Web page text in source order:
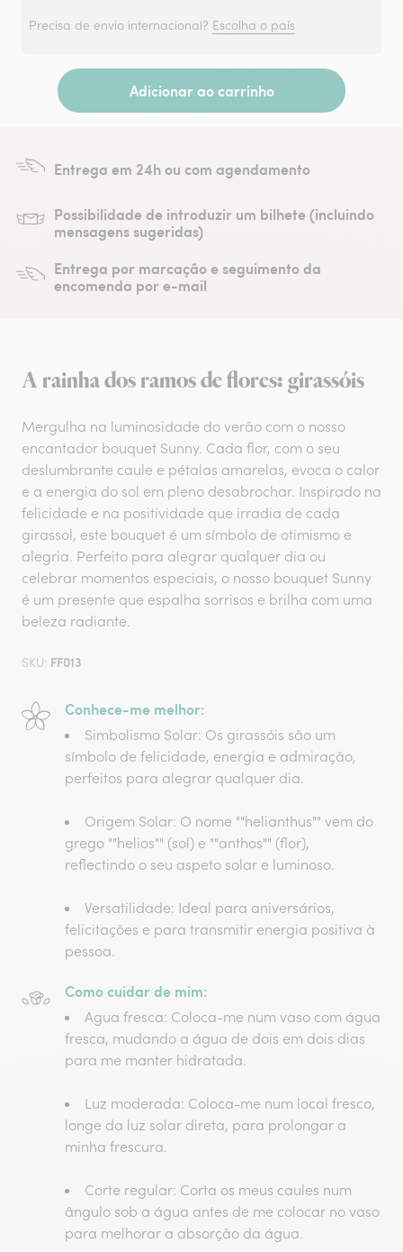
Precisa de envio internacional? Escolha o país
Adicionar ao carrinho
Entrega em 24h ou com agendamento
Possibilidade de introduzir um bilhete (incluindo
mensagens sugeridas)
Entrega por marcação e seguimento da
encomenda por e-mail
A rainha dos ramos de flores: girassóis
Mergulha na luminosidade do verão com o nosso
encantador bouquet Sunny. Cada flor, com o seu
deslumbrante caule e pétalas amarelas, evoca o calor
e a energia do sol em pleno desabrochar. Inspirado na
felicidade e na positividade que irradia de cada
girassol, este bouquet é um símbolo de otimismo e
alegria. Perfeito para alegrar qualquer dia ou
celebrar momentos especiais, o nosso bouquet Sunny
é um presente que espalha sorrisos e brilha com uma
beleza radiante.
SKU: FF013
Conhece-me melhor:
Simbolismo Solar: Os girassóis são um
símbolo de felicidade, energia e admiração,
perfeitos para alegrar qualquer dia.
Origem Solar: O nome ""helianthus"" vem do
grego ""helios"" (sol) e ""anthos"" (flor),
reflectindo o seu aspeto solar e luminoso.
Versatilidade: Ideal para aniversários,
felicitações e para transmitir energia positiva à
pessoa.
Como cuidar de mim:
Agua fresca: Coloca-me num vaso com água
fresca, mudando a água de dois em dois dias
para me manter hidratada.
Luz moderada: Coloca-me num local fresco,
longe da luz solar direta, para prolongar a
minha frescura.
Corte regular: Corta os meus caules num
ângulo sob a água antes de me colocar no vaso
para melhorar a absorção da água.